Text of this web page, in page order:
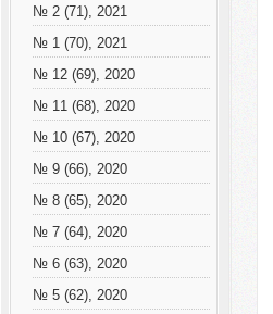
№ 2 (71), 2021
№ 1 (70), 2021
№ 12 (69), 2020
№ 11 (68), 2020
№ 10 (67), 2020
№ 9 (66), 2020
№ 8 (65), 2020
№ 7 (64), 2020
№ 6 (63), 2020
№ 5 (62), 2020